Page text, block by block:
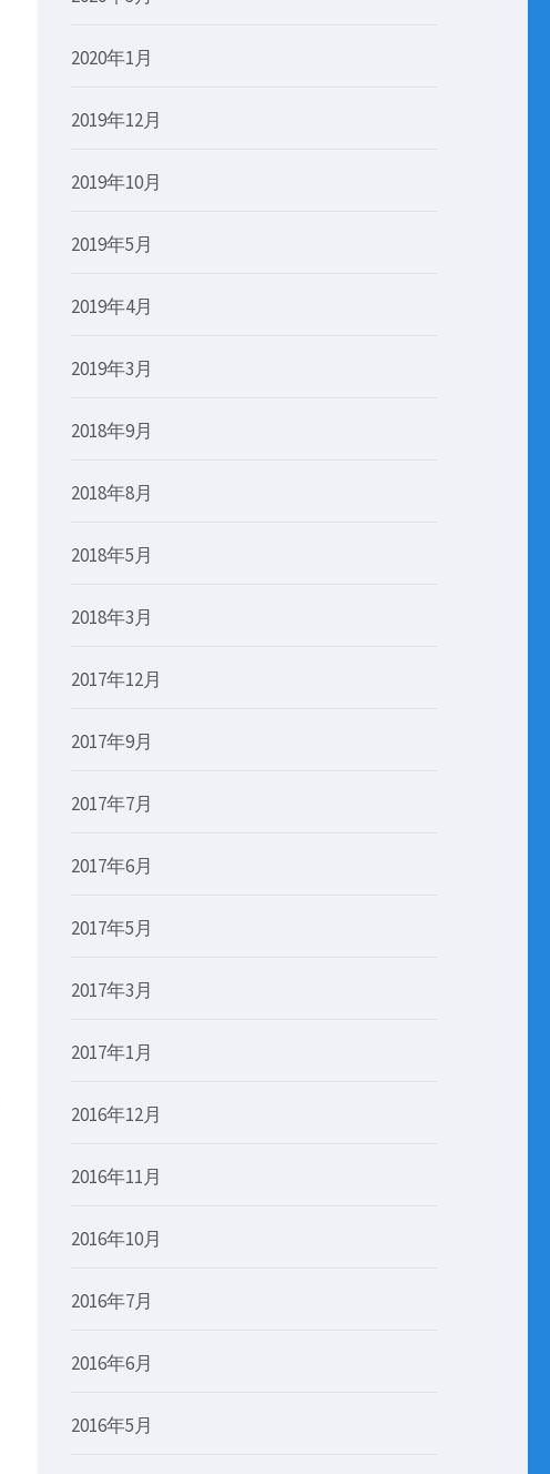
2020年1月
2019年12月
2019年10月
2019年5月
2019年4月
2019年3月
2018年9月
2018年8月
2018年5月
2018年3月
2017年12月
2017年9月
2017年7月
2017年6月
2017年5月
2017年3月
2017年1月
2016年12月
2016年11月
2016年10月
2016年7月
2016年6月
2016年5月